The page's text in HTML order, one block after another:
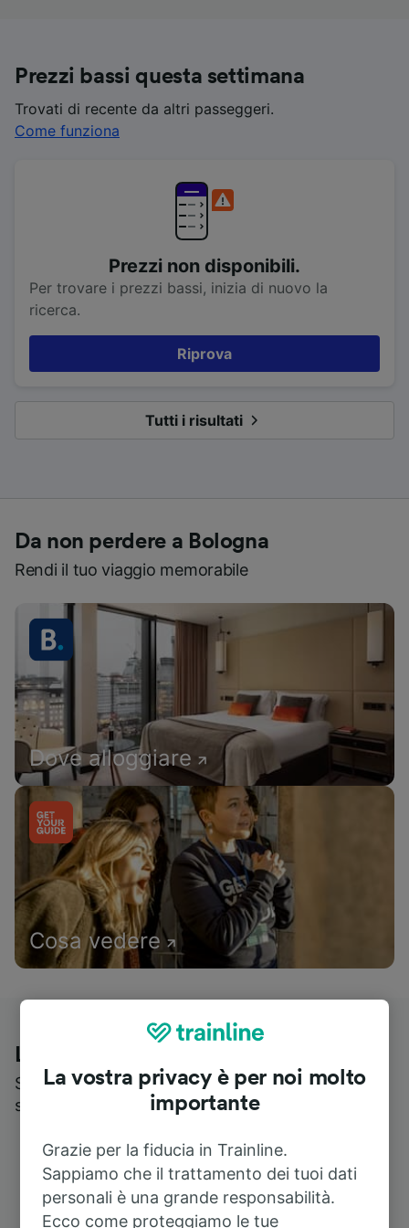
Prezzi bassi questa settimana
Trovati di recente da altri passeggeri.
Come funziona
Prezzi non disponibili.
Per trovare i prezzi bassi, inizia di nuovo la
ricerca.
Riprova
Tutti i risultati
Da non perdere a Bologna
Rendi il tuo viaggio memorabile
Dove alloggiare
Cosa vedere
Le recensioni dei nostri viaggiatori
Scopri cosa pensa realmente chi utilizza i nostri
servizi
La vostra privacy è per noi molto
importante
Grazie per la fiducia in Trainline.
Sappiamo che il trattamento dei tuoi dati
personali è una grande responsabilità.
Ecco come proteggiamo le tue